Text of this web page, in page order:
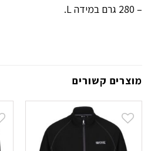
– 280 גרם במידה L.
מוצרים קשורים